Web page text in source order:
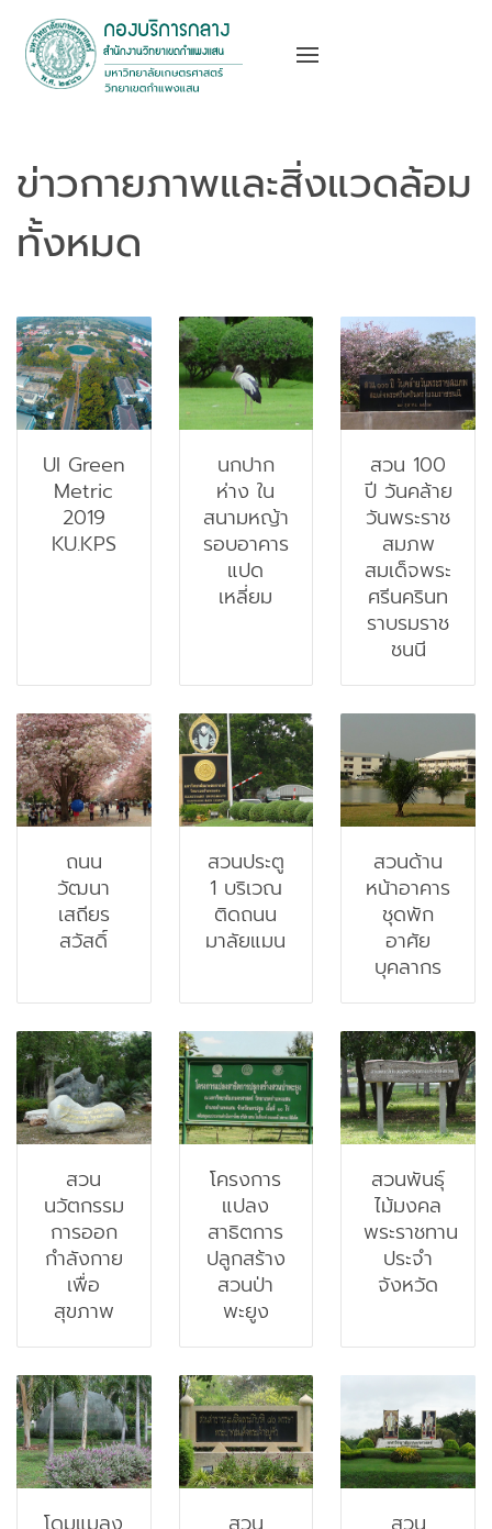
ข่าวกายภาพและสิ่งแวดล้อม
ทั้งหมด
UI Green
Metric
2019
KU.KPS
นกปาก
ห่าง ใน
สนามหญ้า
รอบอาคาร
แปด
เหลี่ยม
สวน 100
ปี วันคล้าย
วันพระราช
สมภพ
สมเด็จพระ
ศรีนครินท
ราบรมราช
ชนนี
ถนน
วัฒนา
เสถียร
สวัสดิ์
สวนประตู
1 บริเวณ
ติดถนน
มาลัยแมน
สวนด้าน
หน้าอาคาร
ชุดพัก
อาศัย
บุคลากร
สวน
นวัตกรรม
การออก
กำลังกาย
เพื่อ
สุขภาพ
โครงการ
แปลง
สาธิตการ
ปลูกสร้าง
สวนป่า
พะยูง
สวนพันธุ์
ไม้มงคล
พระราชทาน
ประจำ
จังหวัด